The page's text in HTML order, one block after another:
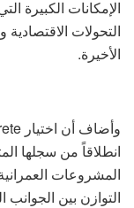
الإمكانات الكبيرة
التحولات الاقتصادية
الأخيرة.
انطلاقاً من سجلها
المشروعات
التوازن بين الجوانب